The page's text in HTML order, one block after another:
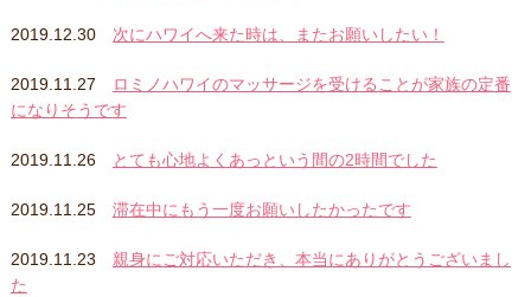
2019.12.30 次にハワイへ来た時は、またお願いしたい！
2019.11.27
ロミノハワイのマッサージを受けることが家族の定番
になりそうです
2019.11.26 とても心地よくあっという間の2時間でした
2019.11.25 滞在中にもう一度お願いしたかったです
2019.11.23
親身にご対応いただき、本当にありがとうございまし
た